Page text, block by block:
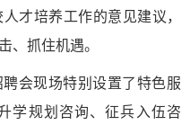
才培养工作的意见建议，
、抓住机遇。
会现场特别设置了特色服
学规划咨询、征兵入伍咨